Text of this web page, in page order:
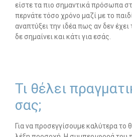
είστε τα πιο σημαντικά πρόσωπα
περνάτε τόσο χρόνο μαζί με το
αναπτύξει την ιδέα πως αν δεν
δε σημαίνει και κάτι για εσάς.
Τι θέλει
σας;
Για να προσεγγίσουμε καλύτερα το